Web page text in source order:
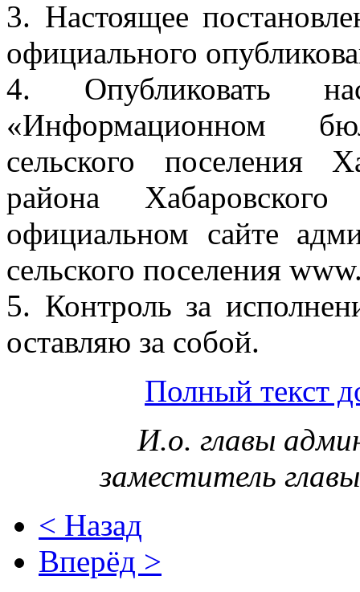
3. Настоящее
официального
4. Опубликовать
«Информационном
сельского поселения
района
официальном сайте
сельского поселения
5. Контроль за
оставляю за собой.
Полный текст
И.о. главы
заместитель
< Назад
Вперёд >